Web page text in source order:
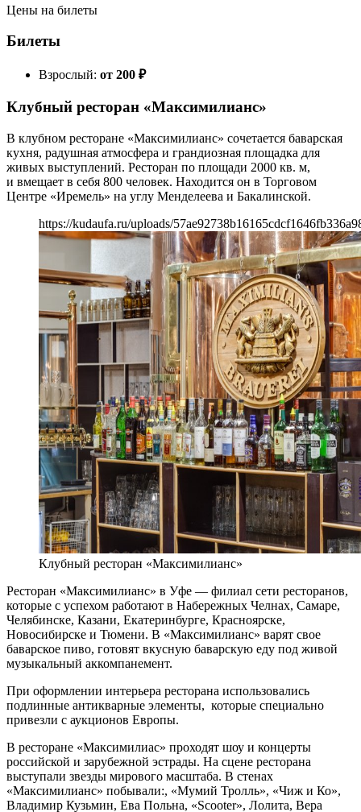
Цены на билеты
Билеты
Взрослый: от 200 ₽
Клубный ресторан «Максимилианс»
В клубном ресторане «Максимилианс» сочетается баварская
кухня, радушная атмосфера и грандиозная площадка для
живых выступлений. Ресторан по площади 2000 кв. м,
и вмещает в себя 800 человек. Находится он в Торговом
Центре «Иремель» на углу Менделеева и Бакалинской.
https://kudaufa.ru/uploads/
Клубный ресторан «Максимилианс»
Ресторан «Максимилианс» в Уфе — филиал сети ресторанов,
которые с успехом работают в Набережных Челнах, Самаре,
Челябинске, Казани, Екатеринбурге, Красноярске,
Новосибирске и Тюмени. В «Максимилианс» варят свое
баварское пиво, готовят вкусную баварскую еду под живой
музыкальный аккомпанемент.
При оформлении интерьера ресторана использовались
подлинные антикварные элементы, которые специально
привезли с аукционов Европы.
В ресторане «Максимилиас» проходят шоу и концерты
российской и зарубежной эстрады. На сцене ресторана
выступали звезды мирового масштаба. В стенах
«Максимилианс» побывали:, «Мумий Тролль», «Чиж и Ко»,
Владимир Кузьмин, Ева Польна, «Scooter», Лолита, Вера